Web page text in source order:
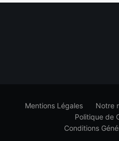
Mentions Légales Notre
Politique de
Conditions